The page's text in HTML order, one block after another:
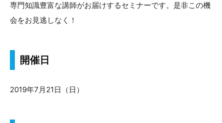
専門知識豊富な講師がお届けするセミナーです。是非この機
会をお見逃しなく！
開催日
2019年7月21日（日）